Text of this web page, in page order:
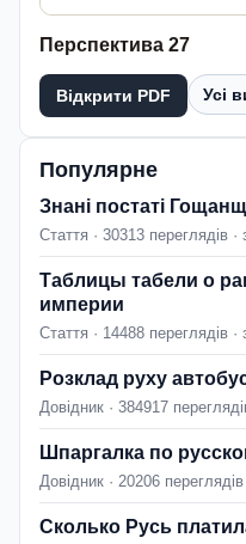
Перспектива 27
Відкрити PDF Усі
Популярне
Знані постаті
Стаття · 30313 переглядів
Таблицы табели о
империи
Стаття · 14488 переглядів
Розклад руху
Довідник · 384917
Шпаргалка по
Довідник · 20206
Сколько Русь